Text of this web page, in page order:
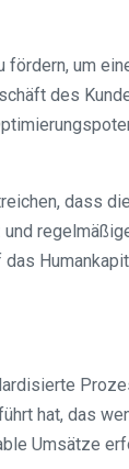
um
des
dass
hat, das
Umsätze